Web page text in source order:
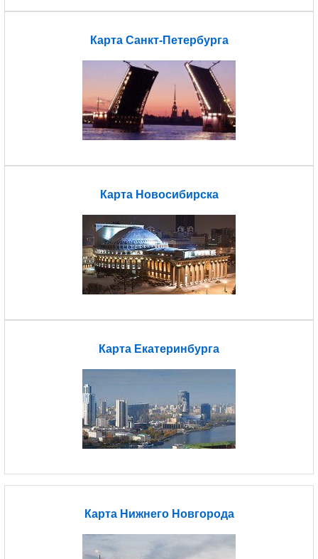
Карта Санкт-Петербурга
Карта Новосибирска
Карта Екатеринбурга
Карта Нижнего Новгорода